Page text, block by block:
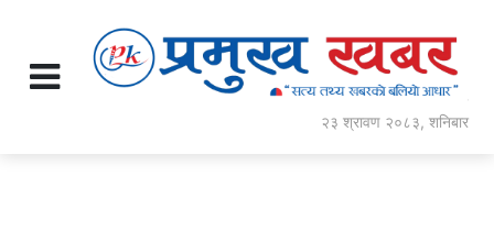
२३ श्रावण २०८३, शनिबार